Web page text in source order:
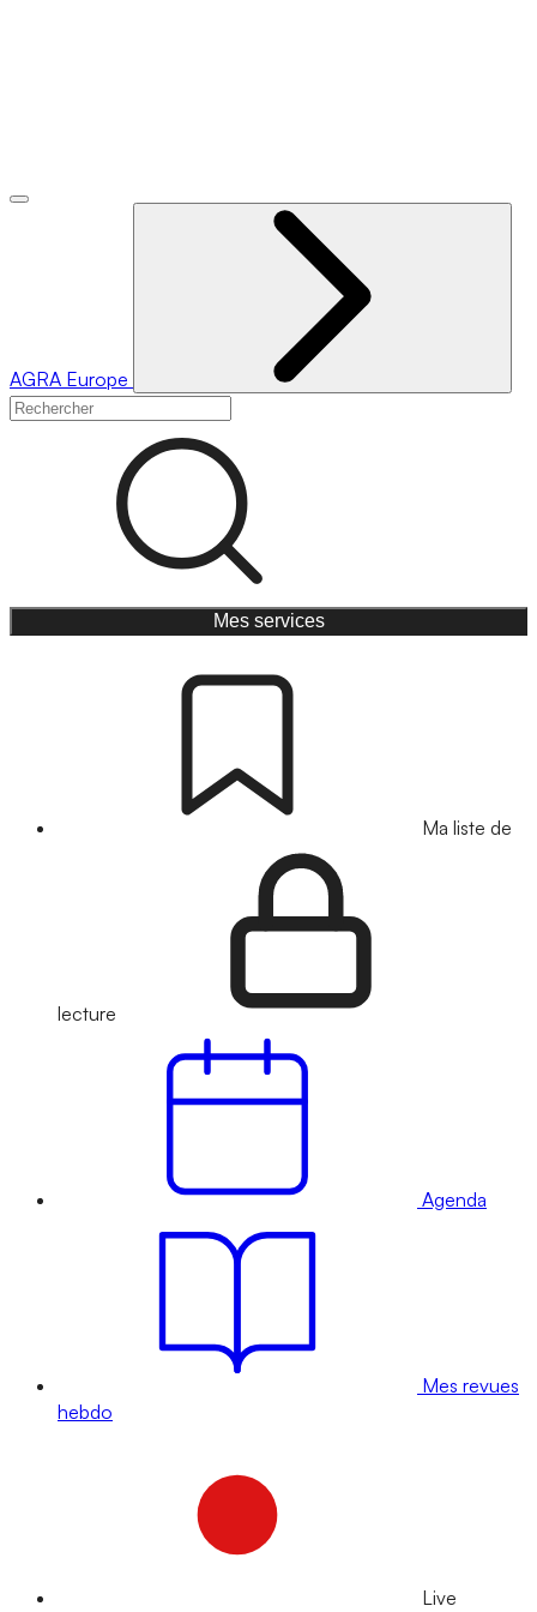
AGRA Europe
Mes services
Ma liste de
lecture
Agenda
Mes revues
hebdo
Live